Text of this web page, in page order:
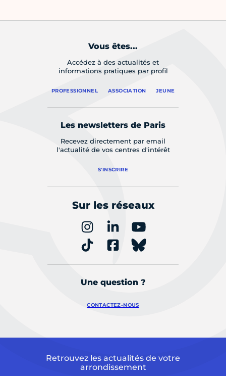
Vous êtes...
Accédez à des actualités et
informations pratiques par profil
PROFESSIONNEL ASSOCIATION JEUNE
Les newsletters de Paris
Recevez directement par email
l'actualité de vos centres d'intérêt
S'INSCRIRE
Sur les réseaux
Une question ?
CONTACTEZ-NOUS
Retrouvez les actualités de votre
arrondissement